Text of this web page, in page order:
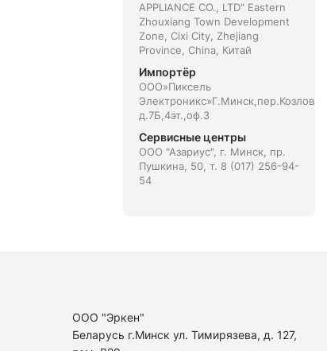
APPLIANCE CO., LTD" Eastern
Zhouxiang Town Development
Zone, Cixi City, Zhejiang
Province, China, Китай
Импортёр
ООО»Пиксель
Электроникс»Г.Минск,пер.Козлова
д.7Б,4эт.,оф.3
Сервисные центры
ООО "Азариус", г. Минск, пр.
Пушкина, 50, т. 8 (017) 256-94-
54
ООО "Эркен"
Беларусь г.Минск ул. Тимирязева, д. 127,